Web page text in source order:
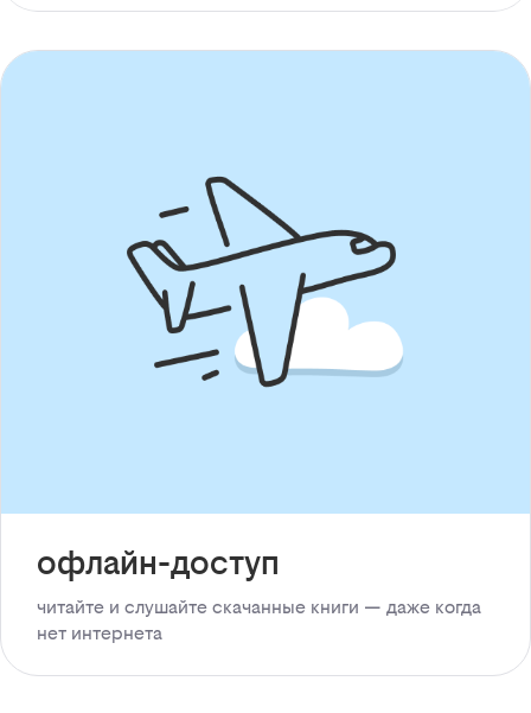
офлайн-доступ
читайте и слушайте скачанные книги — даже когда
нет интернета